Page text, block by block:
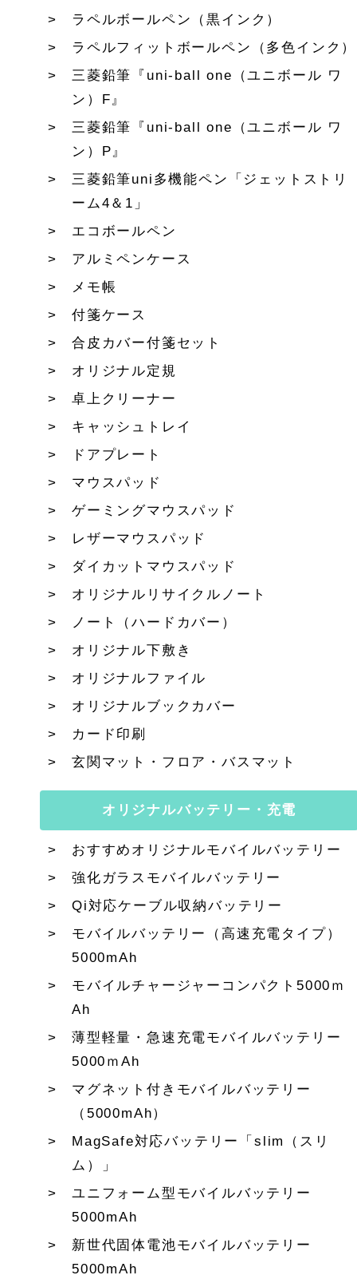
ラペルボールペン（黒インク）
ラペルフィットボールペン（多色インク）
三菱鉛筆『uni-ball one（ユニボール ワ
ン）F』
三菱鉛筆『uni-ball one（ユニボール ワ
ン）P』
三菱鉛筆uni多機能ペン「ジェットストリ
ーム4＆1」
エコボールペン
アルミペンケース
メモ帳
付箋ケース
合皮カバー付箋セット
オリジナル定規
卓上クリーナー
キャッシュトレイ
ドアプレート
マウスパッド
ゲーミングマウスパッド
レザーマウスパッド
ダイカットマウスパッド
オリジナルリサイクルノート
ノート（ハードカバー）
オリジナル下敷き
オリジナルファイル
オリジナルブックカバー
カード印刷
玄関マット・フロア・バスマット
オリジナルバッテリー・充電
おすすめオリジナルモバイルバッテリー
強化ガラスモバイルバッテリー
Qi対応ケーブル収納バッテリー
モバイルバッテリー（高速充電タイプ）
5000mAh
モバイルチャージャーコンパクト5000ｍ
Ah
薄型軽量・急速充電モバイルバッテリー
5000ｍAh
マグネット付きモバイルバッテリー
（5000mAh）
MagSafe対応バッテリー「slim（スリ
ム）」
ユニフォーム型モバイルバッテリー
5000mAh
新世代固体電池モバイルバッテリー
5000mAh